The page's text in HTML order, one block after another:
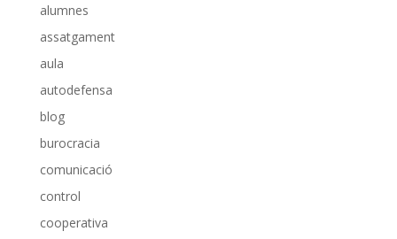
alumnes
assatgament
aula
autodefensa
blog
burocracia
comunicació
control
cooperativa